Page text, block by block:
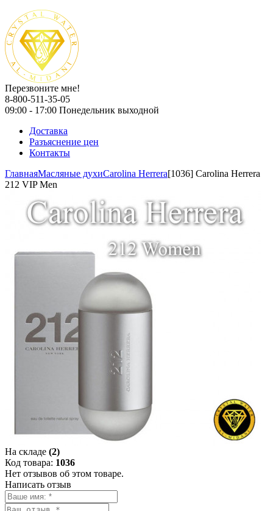
Перезвоните мне!
8-800-511-35-05
09:00 - 17:00 Понедельник выходной
Доставка
Разъяснение цен
Контакты
ГлавнаяМасляные духиCarolina Herrera[1036] Carolina Herrera
212 VIP Men
На складе (2)
Код товара: 1036
Нет отзывов об этом товаре.
Написать отзыв